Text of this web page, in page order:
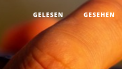
GELESEN GESEHEN